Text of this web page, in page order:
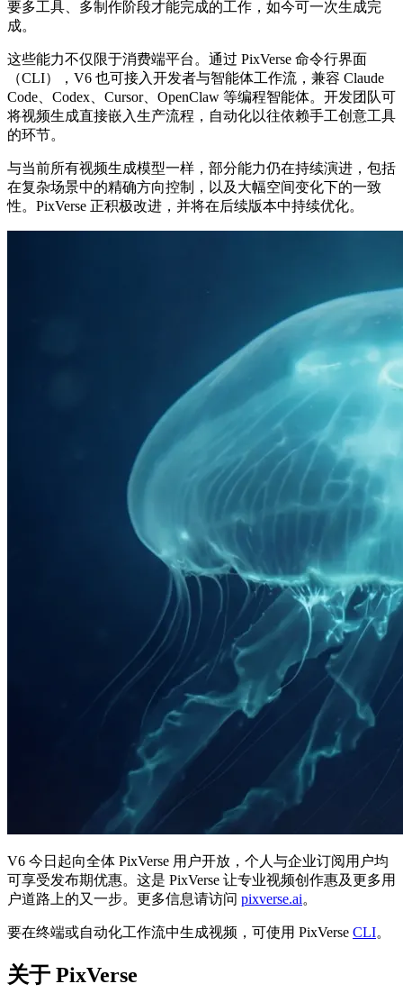
要多工具、多制作阶段才能完成的工作，如今可一次生成完
成。
这些能力不仅限于消费端平台。通过 PixVerse 命令行界面
（CLI），V6 也可接入开发者与智能体工作流，兼容 Claude
Code、Codex、Cursor、OpenClaw 等编程智能体。开发团队可
将视频生成直接嵌入生产流程，自动化以往依赖手工创意工具
的环节。
与当前所有视频生成模型一样，部分能力仍在持续演进，包括
在复杂场景中的精确方向控制，以及大幅空间变化下的一致
性。PixVerse 正积极改进，并将在后续版本中持续优化。
V6 今日起向全体 PixVerse 用户开放，个人与企业订阅用户均
可享受发布期优惠。这是 PixVerse 让专业视频创作惠及更多用
户道路上的又一步。更多信息请访问 pixverse.ai。
要在终端或自动化工作流中生成视频，可使用 PixVerse CLI。
关于 PixVerse